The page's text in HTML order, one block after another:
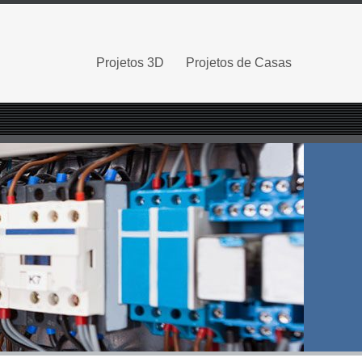
Projetos 3D Projetos de Casas